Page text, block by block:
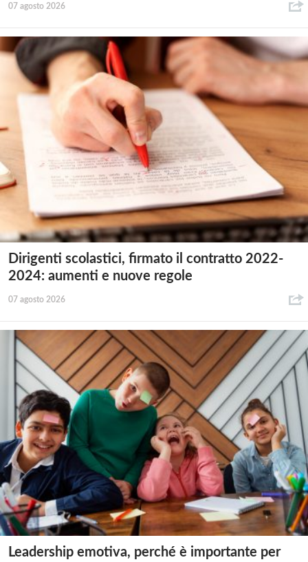
07 agosto 2026
Dirigenti scolastici, firmato il contratto 2022-
2024: aumenti e nuove regole
07 agosto 2026
Leadership emotiva, perché è importante per